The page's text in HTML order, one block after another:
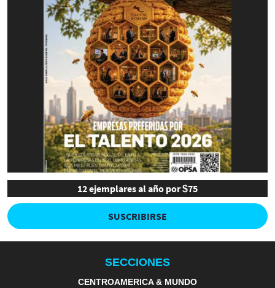
12 ejemplares al año por $75
SUSCRIBIRSE
SECCIONES
CENTROAMERICA & MUNDO